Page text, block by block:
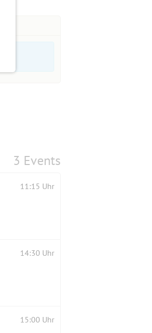
3 Events
11:15 Uhr
14:30 Uhr
15:00 Uhr